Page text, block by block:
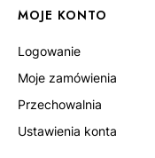
MOJE KONTO
Logowanie
Moje zamówienia
Przechowalnia
Ustawienia konta